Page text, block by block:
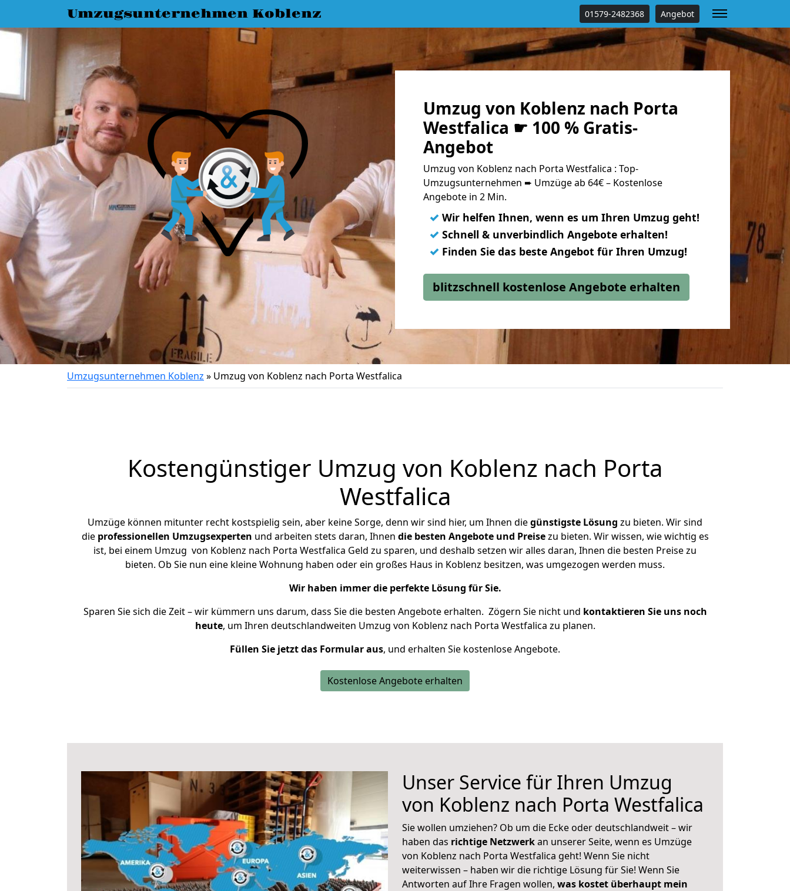
Umzugsunternehmen Koblenz 01579-2482368 Angebot
Umzug von Koblenz nach Porta
Westfalica ☛ 100 % Gratis-
Angebot
Umzug von Koblenz nach Porta Westfalica : Top-
Umzugsunternehmen ➨ Umzüge ab 64€ – Kostenlose
Angebote in 2 Min.
✓ Wir helfen Ihnen, wenn es um Ihren Umzug geht!
✓ Schnell & unverbindlich Angebote erhalten!
✓ Finden Sie das beste Angebot für Ihren Umzug!
blitzschnell kostenlose Angebote erhalten
Umzugsunternehmen Koblenz » Umzug von Koblenz nach Porta Westfalica
Kostengünstiger Umzug von Koblenz nach Porta
Westfalica
Umzüge können mitunter recht kostspielig sein, aber keine Sorge, denn wir sind hier, um Ihnen diegünstigste Lösung zu bieten. Wir sind
die professionellen Umzugsexperten und arbeiten stets daran, Ihnen die besten Angebote und Preisezu bieten. Wir wissen, wie wichtig es
ist, bei einem Umzug von Koblenz nach Porta Westfalica Geld zu sparen, und deshalb setzen wir alles daran, Ihnen die besten Preise zu
bieten. Ob Sie nun eine kleine Wohnung haben oder ein großes Haus in Koblenz besitzen, was umgezogen werden muss.
Wir haben immer die perfekte Lösung für Sie.
Sparen Sie sich die Zeit – wir kümmern uns darum, dass Sie die besten Angebote erhalten. Zögern Sie nicht und kontaktieren Sie uns noch
heute, um Ihren deutschlandweiten Umzug von Koblenz nach Porta Westfalica zu planen.
Füllen Sie jetzt das Formular aus, und erhalten Sie kostenlose Angebote.
Kostenlose Angebote erhalten
Unser Service für Ihren Umzug
von Koblenz nach Porta Westfalica
Sie wollen umziehen? Ob um die Ecke oder deutschlandweit – wir
haben das richtige Netzwerkan unserer Seite, wenn es Umzüge
von Koblenz nach Porta Westfalica geht! Wenn Sie nicht
weiterwissen – haben wir die richtige Lösung für Sie! Wenn Sie
Antworten auf Ihre Fragen wollen, was kostet überhaupt mein